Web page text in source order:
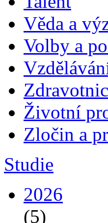
Věda a
Volby a
Životní
Zločin a
Studie
2026
(5)